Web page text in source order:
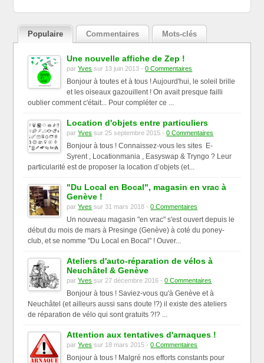
Populaire Commentaires Mots-clés
Une nouvelle affiche de Zep !
parYves sur 13 juin 2013 -0 Commentaires
Bonjour à toutes et à tous ! Aujourd'hui, le soleil brille
et les oiseaux gazouillent ! On avait presque failli
oublier comment c'était... Pour compléter ce ...
Location d'objets entre particuliers
parYves sur 25 septembre 2015 -0 Commentaires
Bonjour à tous ! Connaissez-vous les sites E-
Syrent , Locationmania , Easyswap & Tryngo ? Leur
particularité est de proposer la location d’objets (et...
"Du Local en Bocal", magasin en vrac à
Genève !
parYves sur 31 mars 2018 -0 Commentaires
Un nouveau magasin "en vrac" s'est ouvert depuis le
début du mois de mars à Presinge (Genève) à coté du poney-
club, et se nomme "Du Local en Bocal" ! Ouver...
Ateliers d'auto-réparation de vélos à
Neuchâtel & Genève
parYves sur 27 décembre 2016 -0 Commentaires
Bonjour à tous ! Saviez-vous qu'à Genève et à
Neuchâtel (et ailleurs aussi sans doute !?) il existe des ateliers
de réparation de vélo qui sont gratuits ?!? ...
Attention aux tentatives d'arnaques !
parYves sur 18 mars 2015 -0 Commentaires
Bonjour à tous ! Malgré nos efforts constants pour